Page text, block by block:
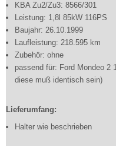
KBA Zu2/Zu3: 8566/301
Leistung: 1,8l 85kW 116PS
Baujahr: 26.10.1999
Laufleistung: 218.595 km
Zubehör: ohne
passend für: Ford Mondeo 2
diese muß identisch sein)
Lieferumfang:
Halter wie beschrieben